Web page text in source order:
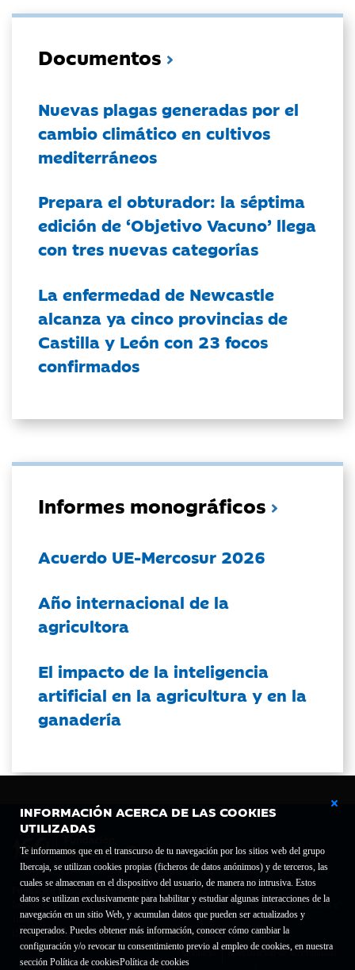
INFORMACIÓN ACERCA DE LAS COOKIES
UTILIZADAS
Te informamos que en el transcurso de tu navegación por los sitios web del grupo
Ibercaja, se utilizan cookies propias (ficheros de datos anónimos) y de terceros, las
cuales se almacenan en el dispositivo del usuario, de manera no intrusiva. Estos
datos se utilizan exclusivamente para habilitar y estudiar algunas interacciones de la
navegación en un sitio Web, y acumulan datos que pueden ser actualizados y
recuperados. Puedes obtener más información, conocer cómo cambiar la
configuración y/o revocar tu consentimiento previo al empleo de cookies, en nuestra
sección Política de cookiesPolítica de cookies
Documentos
Nuevas plagas generadas por el
cambio climático en cultivos
mediterráneos
Prepara el obturador: la séptima
edición de ‘Objetivo Vacuno’ llega
con tres nuevas categorías
La enfermedad de Newcastle
alcanza ya cinco provincias de
Castilla y León con 23 focos
confirmados
Informes monográficos
Acuerdo UE-Mercosur 2026
Año internacional de la
agricultora
El impacto de la inteligencia
artificial en la agricultura y en la
ganadería
Fundación Bancaria Ibercaja C.I.F. G-50000652.
Inscrita en el Registro de Fundaciones del Mº de Educación, Cultura y Deporte con el nº
1689.
Domicilio social: Joaquín Costa, 13. 50001 Zaragoza.
Contacto
Declaración de accesibilidad